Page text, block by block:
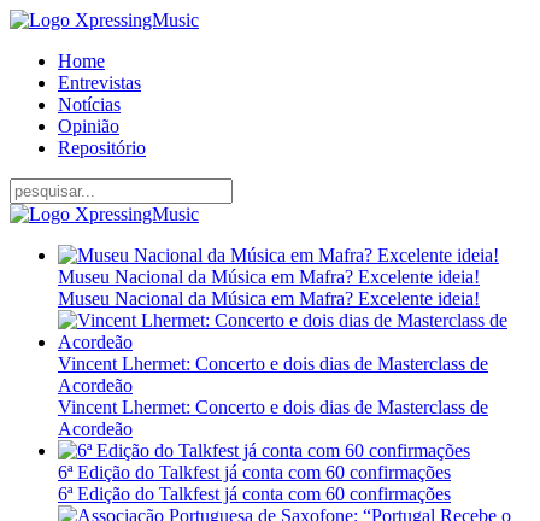
Home
Entrevistas
Notícias
Opinião
Repositório
Museu Nacional da Música em Mafra? Excelente ideia!
Museu Nacional da Música em Mafra? Excelente ideia!
Vincent Lhermet: Concerto e dois dias de Masterclass de
Acordeão
Vincent Lhermet: Concerto e dois dias de Masterclass de
Acordeão
6ª Edição do Talkfest já conta com 60 confirmações
6ª Edição do Talkfest já conta com 60 confirmações